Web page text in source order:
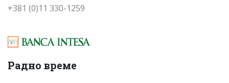
+381 (0)11 330-1259
Радно време